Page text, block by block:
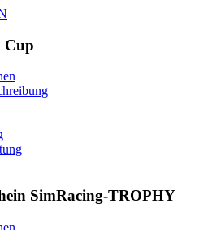
Cup
SimRacing-TROPHY